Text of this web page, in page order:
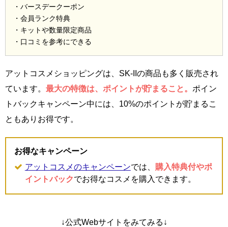
・バースデークーポン
・会員ランク特典
・キットや数量限定商品
・口コミを参考にできる
アットコスメショッピングは、SK-IIの商品も多く販売され
ています。 最大の特徴は、ポイントが貯まること。 ポイン
トバックキャンペーン中には、10%のポイントが貯まるこ
ともありお得です。
お得なキャンペーン
アットコスメのキャンペーンでは、 購入特典付やポ
イントバックでお得なコスメを購入できます。
↓公式Webサイトをみてみる↓